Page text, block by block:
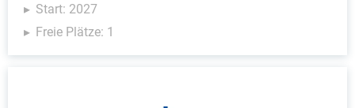
Start: 2027
Freie Plätze: 1